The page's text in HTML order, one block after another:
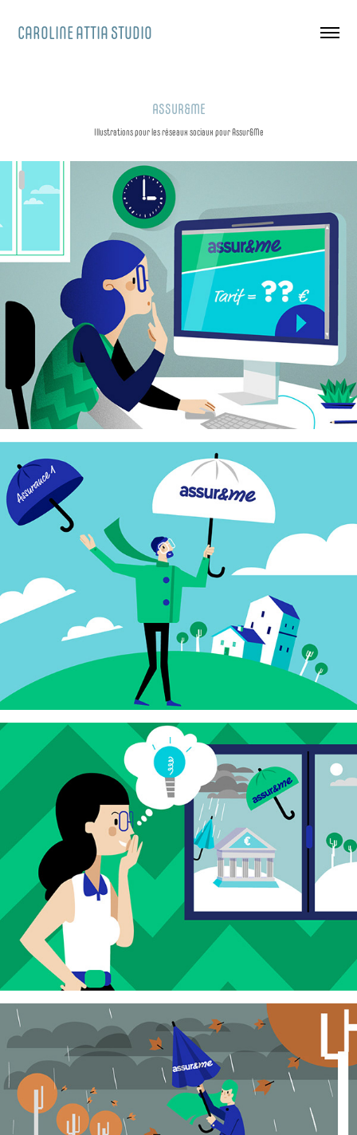
CAROLINE ATTIA STUDIO
ASSUR&ME
Illustrations pour les réseaux sociaux pour Assur&Me